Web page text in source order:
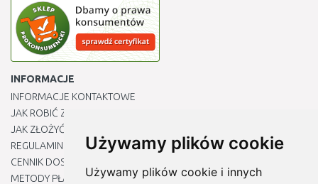
Używamy plików cookie
Używamy plików cookie i innych
INFORMACJE
INFORMACJE KONTAKTOWE
JAK ROBIĆ ZAKUPY ?
JAK ZŁOŻYĆ REKLAMACJĘ
REGULAMIN
CENNIK DOSTAWY
METODY PŁATNOŚCI